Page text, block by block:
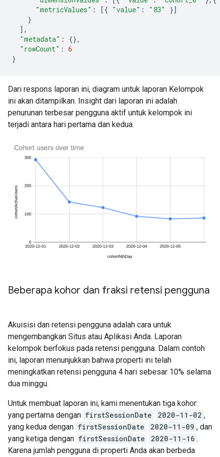
"metricValues" : [{ "value" : "83"
}]
}
],
"metadata" :
{},
"rowCount" : 6
}
Dari respons laporan ini, diagram untuk laporan Kelompok
ini akan ditampilkan. Insight dari laporan ini adalah
penurunan terbesar pengguna aktif untuk kelompok ini
terjadi antara hari pertama dan kedua.
Beberapa kohor dan fraksi retensi pengguna
Akuisisi dan retensi pengguna adalah cara untuk
mengembangkan Situs atau Aplikasi Anda. Laporan
kelompok berfokus pada retensi pengguna. Dalam contoh
ini, laporan menunjukkan bahwa properti ini telah
meningkatkan retensi pengguna 4 hari sebesar 10% selama
dua minggu.
Untuk membuat laporan ini, kami menentukan tiga kohor:
yang pertama dengan firstSessionDate 2020-11-02 ,
yang kedua dengan firstSessionDate 2020-11-09 , dan
yang ketiga dengan firstSessionDate 2020-11-16 .
Karena jumlah pengguna di properti Anda akan berbeda